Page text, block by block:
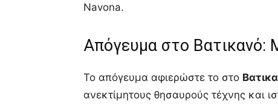
Navona.
Απόγευμα στο Βατικανό:
Το απόγευμα αφιερώστε το στο
ανεκτίμητους θησαυρούς τέχνης και